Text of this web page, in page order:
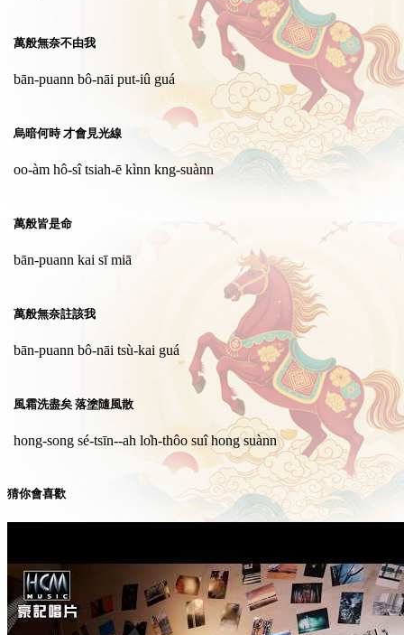
萬般無奈不由我
bān-puann bô-nāi put-iû guá
烏暗何時 才會見光線
oo-àm hô-sî tsiah-ē kìnn kng-suànn
萬般皆是命
bān-puann kai sī miā
萬般無奈註該我
bān-puann bô-nāi tsù-kai guá
風霜洗盡矣 落塗隨風散
hong-song sé-tsīn--ah lo̍h-thôo suî hong suànn
猜你會喜歡